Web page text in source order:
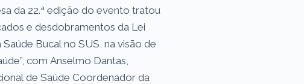
da 22.ª edição do evento tratou
e desdobramentos da Lei
Bucal no SUS, na visão de
com Anselmo Dantas,
de Saúde Coordenador da